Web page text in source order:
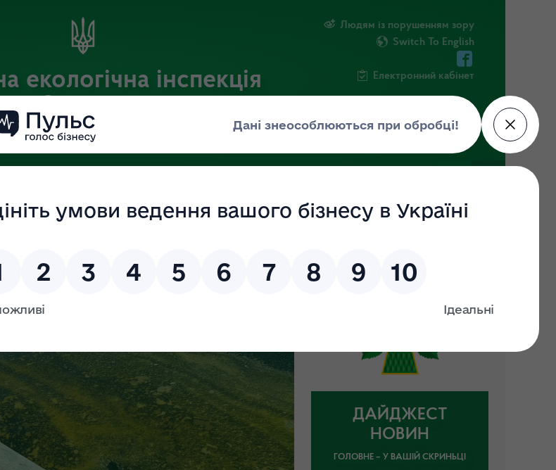
екологічна інспекція
Західного округу
портал Державної екологічної інспекції України
Людям із порушенням зору
Switch To English
Електронний кабінет
ДАЙДЖЕСТ
НОВИН
ГОЛОВНЕ – У ВАШІЙ СКРИНЬЦІ